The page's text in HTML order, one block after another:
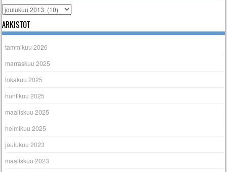
Arkistot
ARKISTOT
tammikuu 2026
marraskuu 2025
lokakuu 2025
huhtikuu 2025
maaliskuu 2025
helmikuu 2025
joulukuu 2023
maaliskuu 2023